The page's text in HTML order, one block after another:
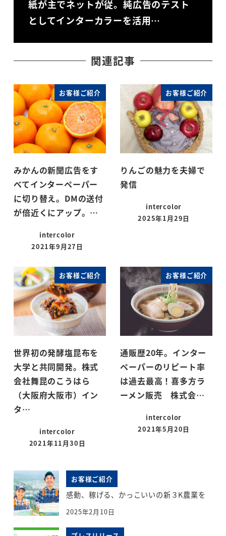
紙が主でネットが従。純広告のテスト
としてインターカラーを活用…
関連記事
お客様ご紹介
みかんの新聞広告をす
べてインターペーパー
に切り替え。DMの送付
が倍近くにアップ。…
intercolor
投稿日
2021年9月27日
お客様ご紹介
りんごの魅力を夫婦で
発信
intercolor
投稿日
2025年1月29日
お客様ご紹介
世界初の発酵塩昆布を
大学と共同開発。株式
会社舞昆のこうはら
（大阪府大阪市）イン
タ…
intercolor
投稿日
2021年11月30日
お客様ご紹介
通販歴20年。インター
ペーパーのリピート率
は過去最高！喜多方ラ
ーメン販売 株式会…
intercolor
投稿日
2021年5月20日
お客様ご紹介
感動、稼げる、かっこいいの新３K農業を
2025年2月10日